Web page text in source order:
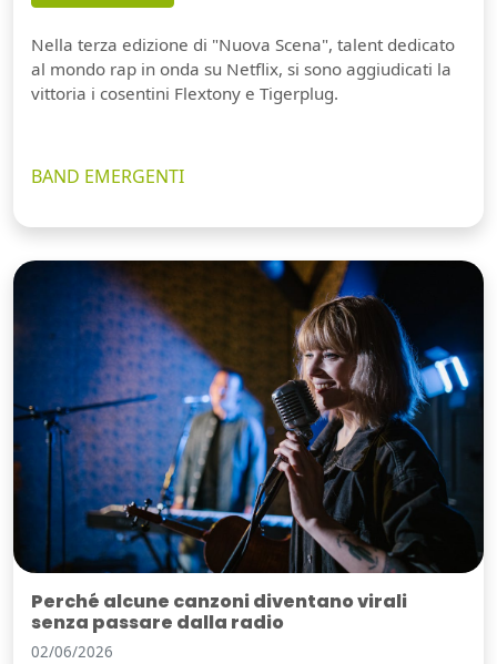
Nella terza edizione di "Nuova Scena", talent dedicato
al mondo rap in onda su Netflix, si sono aggiudicati la
vittoria i cosentini Flextony e Tigerplug.
BAND EMERGENTI
Perché alcune canzoni diventano virali
senza passare dalla radio
02/06/2026